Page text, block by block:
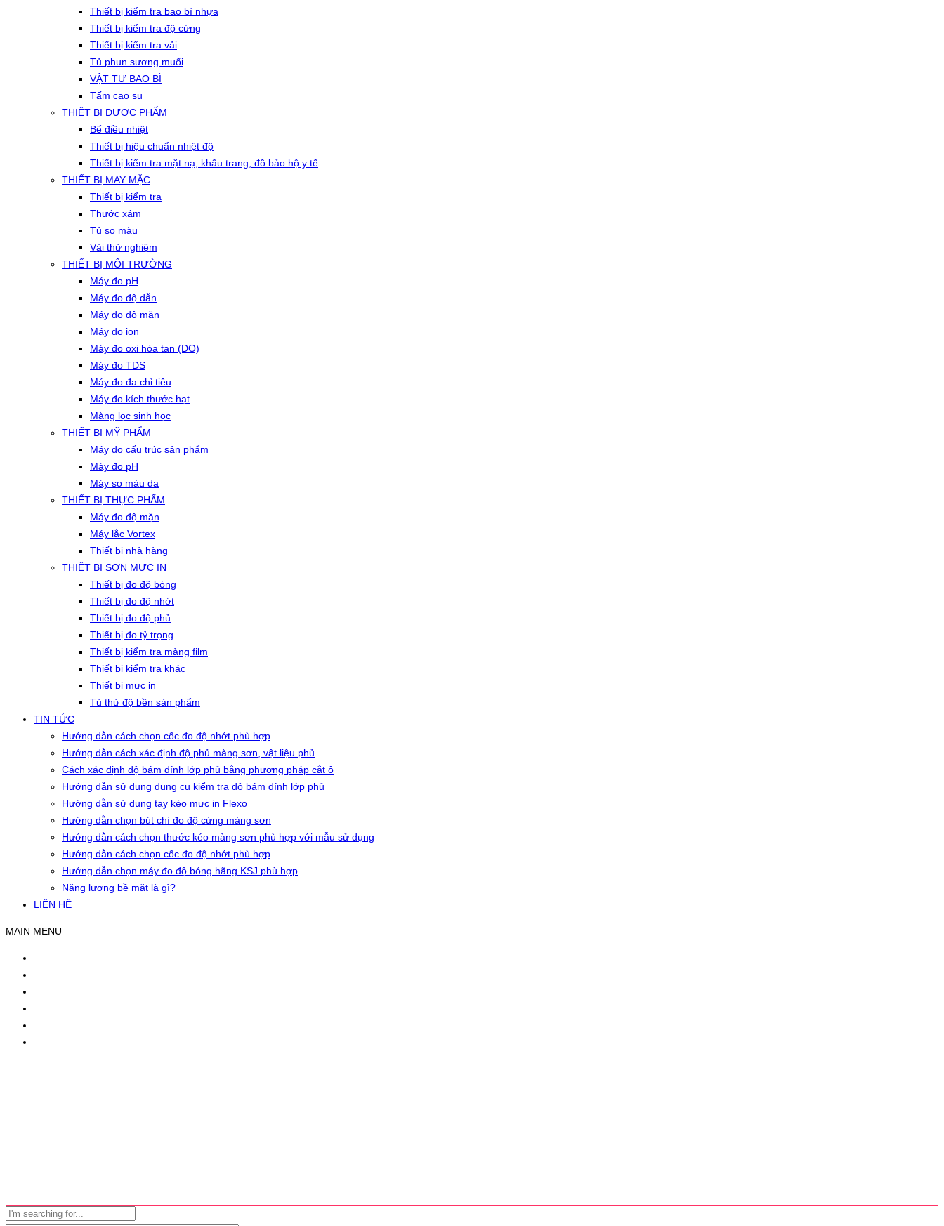
Thiết bị kiểm tra bao bì nhựa
Thiết bị kiểm tra độ cứng
Thiết bị kiểm tra vải
Tủ phun sương muối
VẬT TƯ BAO BÌ
Tấm cao su
THIẾT BỊ DƯỢC PHẨM
Bể điều nhiệt
Thiết bị hiệu chuẩn nhiệt độ
Thiết bị kiểm tra mặt nạ, khẩu trang, đồ bảo hộ y tế
THIẾT BỊ MAY MẶC
Thiết bị kiểm tra
Thước xám
Tủ so màu
Vải thử nghiệm
THIẾT BỊ MÔI TRƯỜNG
Máy đo pH
Máy đo độ dẫn
Máy đo độ mặn
Máy đo ion
Máy đo oxi hòa tan (DO)
Máy đo TDS
Máy đo đa chỉ tiêu
Máy đo kích thước hạt
Màng lọc sinh học
THIẾT BỊ MỸ PHẨM
Máy đo cấu trúc sản phẩm
Máy đo pH
Máy so màu da
THIẾT BỊ THỰC PHẨM
Máy đo độ mặn
Máy lắc Vortex
Thiết bị nhà hàng
THIẾT BỊ SƠN MỰC IN
Thiết bị đo độ bóng
Thiết bị đo độ nhớt
Thiết bị đo độ phủ
Thiết bị đo tỷ trọng
Thiết bị kiểm tra màng film
Thiết bị kiểm tra khác
Thiết bị mực in
Tủ thử độ bền sản phẩm
TIN TỨC
Hướng dẫn cách chọn cốc đo độ nhớt phù hợp
Hướng dẫn cách xác định độ phủ màng sơn, vật liệu phủ
Cách xác định độ bám dính lớp phủ bằng phương pháp cắt ô
Hướng dẫn sử dụng dụng cụ kiểm tra độ bám dính lớp phủ
Hướng dẫn sử dụng tay kéo mực in Flexo
Hướng dẫn chọn bút chì đo độ cứng màng sơn
Hướng dẫn cách chọn thước kéo màng sơn phù hợp với mẫu sử dụng
Hướng dẫn cách chọn cốc đo độ nhớt phù hợp
Hướng dẫn chọn máy đo độ bóng hãng KSJ phù hợp
Năng lượng bề mặt là gì?
LIÊN HỆ
MAIN MENU